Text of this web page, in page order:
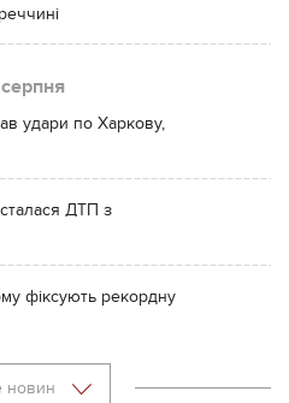
удари по Харкову,
ДТП з
фіксують рекордну
новин